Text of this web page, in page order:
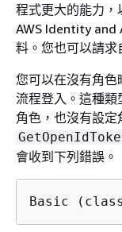
程式更大的能力
AWS Identity and
料。您也可以請求
您可以在沒有角
流程登入。這種類
角色，也沒有設
會收到下列錯誤。
Basic